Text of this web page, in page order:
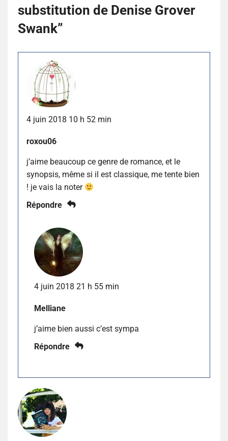
substitution de Denise Grover
Swank”
4 juin 2018 10 h 52 min
roxou06
j’aime beaucoup ce genre de romance, et le
synopsis, même si il est classique, me tente bien
! je vais la noter
Répondre
4 juin 2018 21 h 55 min
Melliane
j’aime bien aussi c’est sympa
Répondre